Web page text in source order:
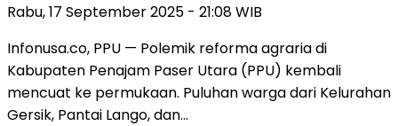
Rabu, 17 September 2025 - 21:08 WIB
Infonusa.co, PPU — Polemik reforma agraria di
Kabupaten Penajam Paser Utara (PPU) kembali
mencuat ke permukaan. Puluhan warga dari Kelurahan
Gersik, Pantai Lango, dan…